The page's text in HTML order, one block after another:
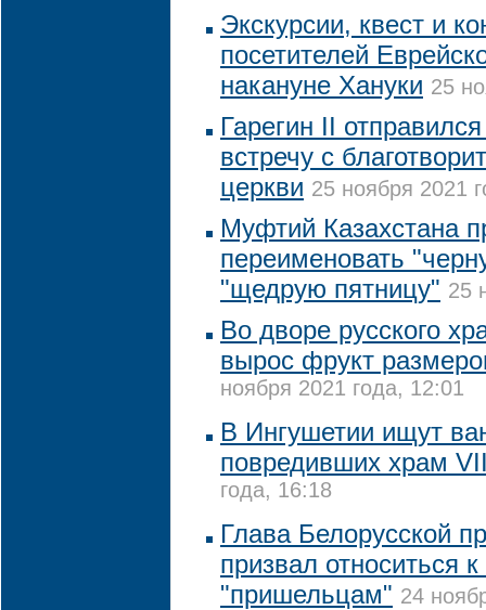
Экскурсии, квест и
посетителей
накануне Хануки 25
Гарегин II
встречу с
церкви 25 ноября 2021
Муфтий Казахстана
переименовать
"щедрую пятницу" 25
Во дворе русского
вырос фрукт
ноября 2021 года, 12:01
В Ингушетии ищут
повредивших храм
года, 16:18
Глава Белорусской
призвал относиться
"пришельцам" 24